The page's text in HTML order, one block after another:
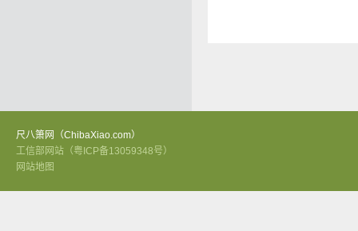
尺八箫网（ChibaXiao.com）
工信部网站（粤ICP备13059348号）
网站地图